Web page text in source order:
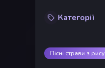
Категорії
Пісні страви з рису